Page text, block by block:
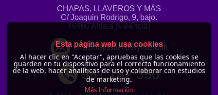
CHAPAS, LLAVEROS Y MÁS
C/ Joaquin Rodrigo, 9, bajo.
46960 Aldaia (Valencia)
info@chapasllaverosymas.com
961 182 350
Esta página web usa cookies
Al hacer clic en "Aceptar", apruebas que las cookies se
guarden en tu dispositivo para el correcto funcionamiento
de la web, hacer analíticas de uso y colaborar con estudios
de marketing.
Más Información